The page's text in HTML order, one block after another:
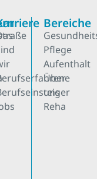
Bereiche
Pflege
Aufenthalt
Über
uns
Reha